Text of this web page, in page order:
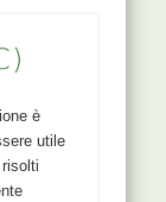
è
utile